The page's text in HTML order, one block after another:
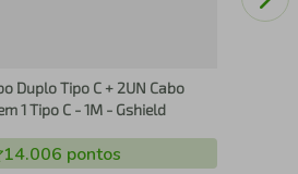
Duplo Tipo C + 2UN Cabo
1 Tipo C - 1M - Gshield
14.006 pontos